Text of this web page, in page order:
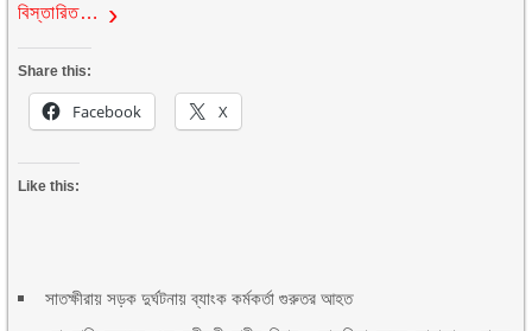
বিস্তারিত…
Share this:
Facebook X
Like this:
সাতক্ষীরায় সড়ক দুর্ঘটনায় ব্যাংক কর্মকর্তা গুরুতর আহত